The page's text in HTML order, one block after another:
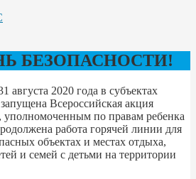
БЕЗОПАСНОСТИ!
августа 2020 года в субъектах
Всероссийская акция
уполномоченным по правам ребенка
работа горячей линии для
объектах и местах отдыха,
и семей с детьми на территории